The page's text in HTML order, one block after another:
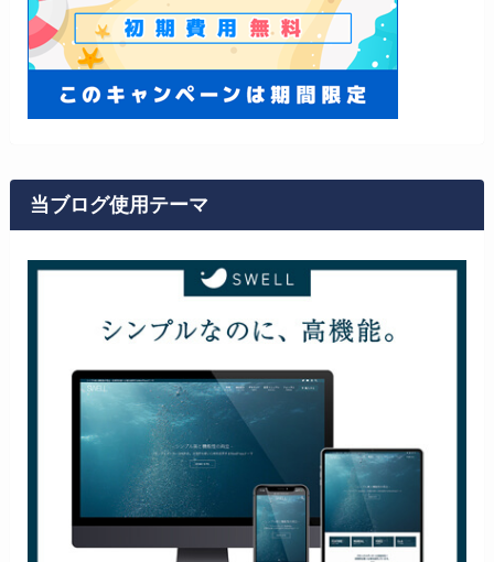
当ブログ使用テーマ